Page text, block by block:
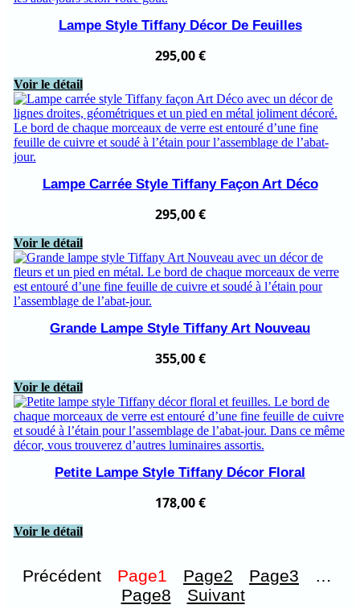
Lampe Style Tiffany Décor De Feuilles
295,00€
Voir le détail
Lampe Carrée Style Tiffany Façon Art Déco
295,00€
Voir le détail
Grande Lampe Style Tiffany Art Nouveau
355,00€
Voir le détail
Petite Lampe Style Tiffany Décor Floral
178,00€
Voir le détail
Précédent Page1 Page2 Page3
…
Page8 Suivant